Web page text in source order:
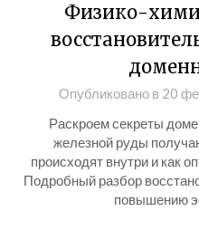
Физико-
Опубликовано в 20
Раскроем секреты
железной руды
происходят внутри и как
Подробный разбор
повышению